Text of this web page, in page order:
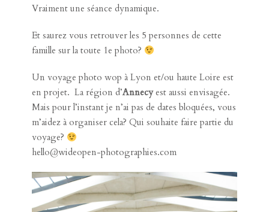
Vraiment une séance dynamique.
Et saurez vous retrouver les 5 personnes de cette
famille sur la toute 1e photo?
Un voyage photo wop à Lyon et/ou haute Loire est
en projet. La région d’Annecyest aussi envisagée.
Mais pour l’instant je n’ai pas de dates bloquées, vous
m’aidez à organiser cela? Qui souhaite faire partie du
voyage?
hello@wideopen-photographies.com